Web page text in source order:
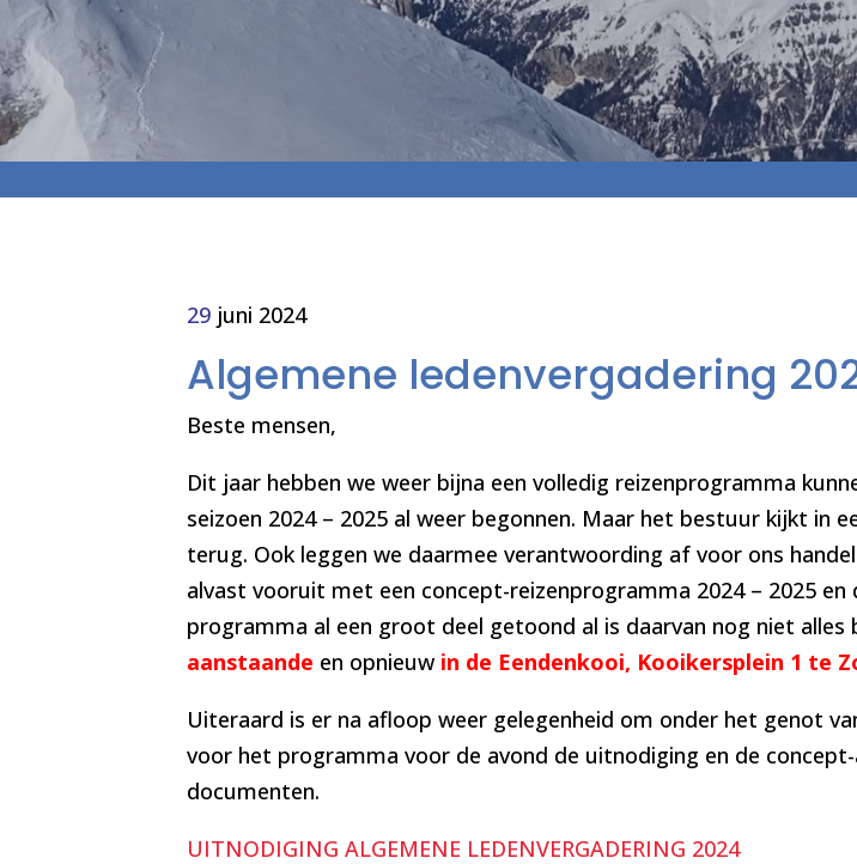
29 juni 2024
Algemene ledenvergadering
Beste mensen,
Dit jaar hebben we weer bijna een volledig reizenprogramma
seizoen 2024 – 2025 al weer begonnen. Maar het bestuur kijkt in
terug. Ook leggen we daarmee verantwoording af voor ons
alvast vooruit met een concept-reizenprogramma 2024 – 2025
programma al een groot deel getoond al is daarvan nog niet alles
aanstaande en opnieuw in de Eendenkooi, Kooikersplein 1 te
Uiteraard is er na afloop weer gelegenheid om onder het genot
voor het programma voor de avond de uitnodiging en de
documenten.
UITNODIGING ALGEMENE LEDENVERGADERING 2024